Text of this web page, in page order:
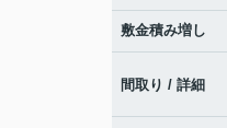
敷金積み増し
間取り / 詳細